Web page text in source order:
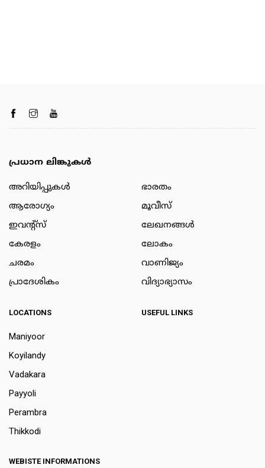
പ്രധാന ലിങ്കുകൾ
അറിയിപ്പുകള്‍
ആരോഗ്യം
ഇവന്റ്സ്
കേരളം
ചരമം
പ്രാദേശികം
ഭാരതം
മൂവീസ്
ലേഖനങ്ങള്‍
ലോകം
വാണിജ്യം
വിദ്യാഭ്യാസം
LOCATIONS
Maniyoor
Koyilandy
Vadakara
Payyoli
Perambra
Thikkodi
USEFUL LINKS
WEBISTE INFORMATIONS